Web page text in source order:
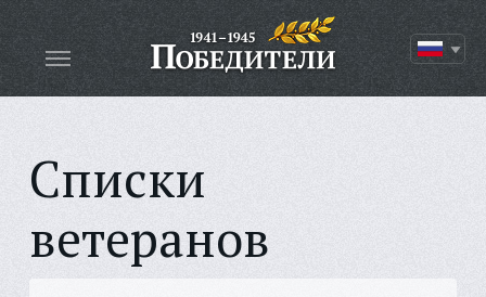
Списки
ветеранов